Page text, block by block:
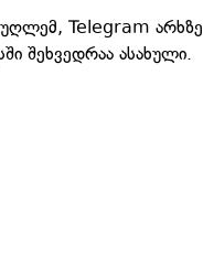
Telegram არხზე
შეხვედრაა ასახული.